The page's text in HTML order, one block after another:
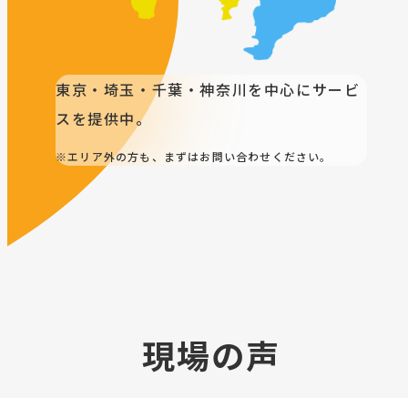
東京・埼玉・千葉・神奈川を中心にサービ
スを提供中。
※エリア外の方も、まずはお問い合わせください。
現場の声